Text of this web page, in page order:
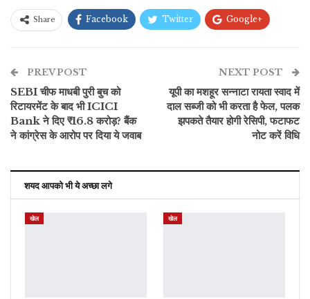
Share Facebook Twitter Google+
ईमेल
PREV POST
SEBI चीफ माधबी पुरी बुच को
रिटायरमेंट के बाद भी ICICI
Bank ने दिए ₹16.8 करोड़? बैंक
ने कांग्रेस के आरोप पर दिया ये जवाब
NEXT POST
यूपी का मशहूर सन्नाटा रायता स्वाद में
दाल सब्जी को भी करता है फेल, पलक
झपकते तैयार होगी रेसिपी, फटाफट
नोट करें विधि
शयद आपको भी ये अच्छा लगे
खेल खेल